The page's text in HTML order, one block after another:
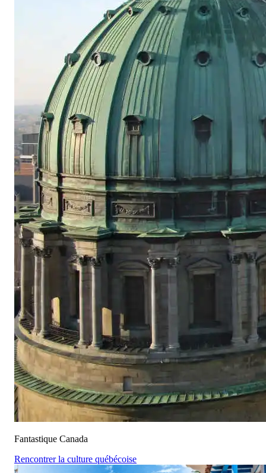
Fantastique Canada
Rencontrer la culture québécoise